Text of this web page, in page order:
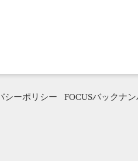
シーポリシー FOCUSバックナン